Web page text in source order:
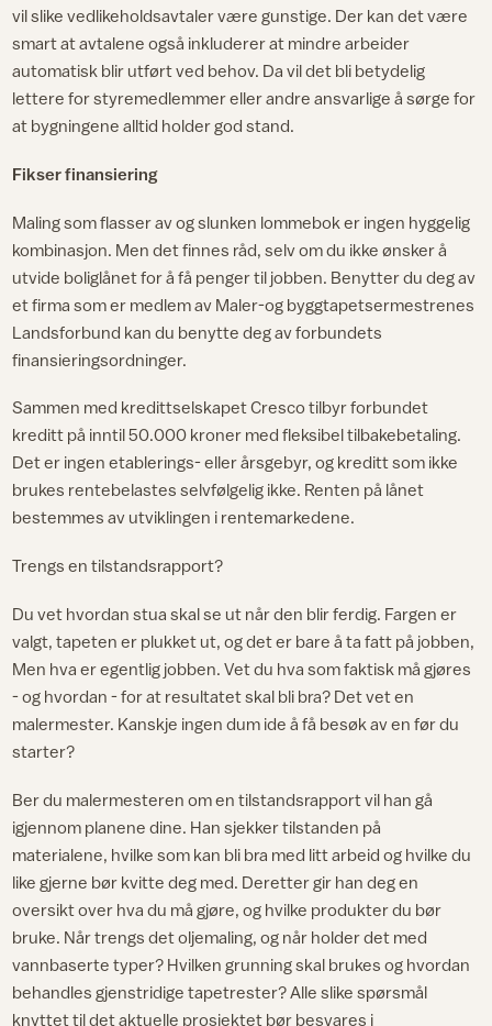
vil slike vedlikeholdsavtaler være gunstige. Der kan det være
smart at avtalene også inkluderer at mindre arbeider
automatisk blir utført ved behov. Da vil det bli betydelig
lettere for styremedlemmer eller andre ansvarlige å sørge for
at bygningene alltid holder god stand.
Fikser finansiering
Maling som flasser av og slunken lommebok er ingen hyggelig
kombinasjon. Men det finnes råd, selv om du ikke ønsker å
utvide boliglånet for å få penger til jobben. Benytter du deg av
et firma som er medlem av Maler-og byggtapetsermestrenes
Landsforbund kan du benytte deg av forbundets
finansieringsordninger.
Sammen med kredittselskapet Cresco tilbyr forbundet
kreditt på inntil 50.000 kroner med fleksibel tilbakebetaling.
Det er ingen etablerings- eller årsgebyr, og kreditt som ikke
brukes rentebelastes selvfølgelig ikke. Renten på lånet
bestemmes av utviklingen i rentemarkedene.
Trengs en tilstandsrapport?
Du vet hvordan stua skal se ut når den blir ferdig. Fargen er
valgt, tapeten er plukket ut, og det er bare å ta fatt på jobben,
Men hva er egentlig jobben. Vet du hva som faktisk må gjøres
- og hvordan - for at resultatet skal bli bra? Det vet en
malermester. Kanskje ingen dum ide å få besøk av en før du
starter?
Ber du malermesteren om en tilstandsrapport vil han gå
igjennom planene dine. Han sjekker tilstanden på
materialene, hvilke som kan bli bra med litt arbeid og hvilke du
like gjerne bør kvitte deg med. Deretter gir han deg en
oversikt over hva du må gjøre, og hvilke produkter du bør
bruke. Når trengs det oljemaling, og når holder det med
vannbaserte typer? Hvilken grunning skal brukes og hvordan
behandles gjenstridige tapetrester? Alle slike spørsmål
knyttet til det aktuelle prosjektet bør besvares i